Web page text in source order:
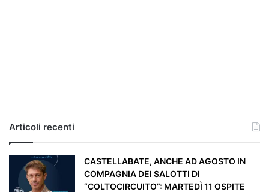
e
p
Articoli recenti
CASTELLABATE, ANCHE AD AGOSTO IN
COMPAGNIA DEI SALOTTI DI
“COLTOCIRCUITO”: MARTEDÌ 11 OSPITE